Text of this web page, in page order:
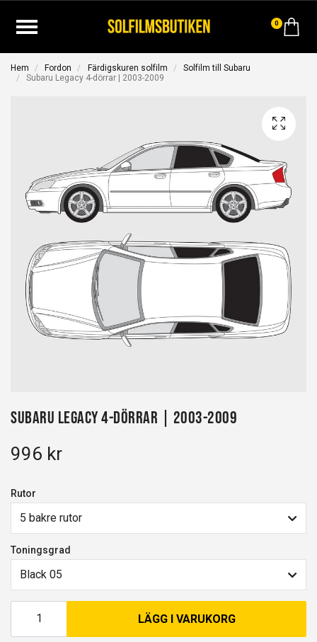
0
Hem Fordon Färdigskuren solfilm
Solfilm till Subaru
Subaru Legacy 4-dörrar | 2003-2009
Subaru Legacy 4-dörrar | 2003-2009
996 kr
Rutor
5 bakre rutor
Toningsgrad
Black 05
LÄGG I VARUKORG